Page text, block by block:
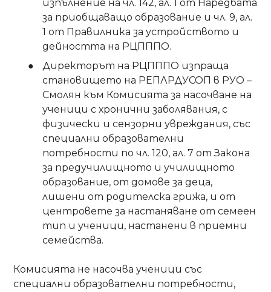
изпълнение на чл. 142, ал. 1 от Наредбата
за приобщаващо образование и чл. 9, ал.
1 от Правилника за устройството и
дейността на РЦПППО.
Директорът на РЦПППО изпраща
становището на РЕПЛРДУСОП в РУО –
Смолян към Комисията за насочване на
ученици с хронични заболявания, с
физически и сензорни увреждания, със
специални образователни
потребности по чл. 120, ал. 7 от Закона
за предучилищното и училищното
образование, от домове за деца,
лишени от родителска грижа, и от
центровете за настаняване от семеен
тип и ученици, настанени в приемни
семейства.
Комисията не насочва ученици със
специални образователни потребности,